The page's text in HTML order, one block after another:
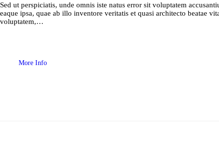
Sed ut perspiciatis, unde omnis iste natus error sit voluptatem
eaque ipsa, quae ab illo inventore veritatis et quasi architecto beatae
voluptatem,…
More Info